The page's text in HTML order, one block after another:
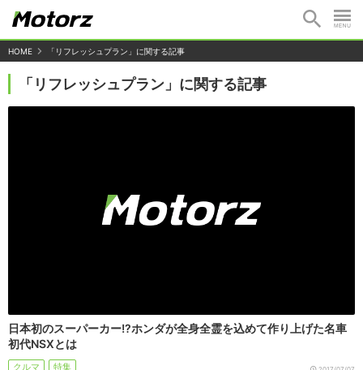
HOME 「リフレッシュプラン」に関する記事
「リフレッシュプラン」に関する記事
日本初のスーパーカー!?ホンダが全身全霊を込めて作り上げた名車
初代NSXとは
クルマ 特集